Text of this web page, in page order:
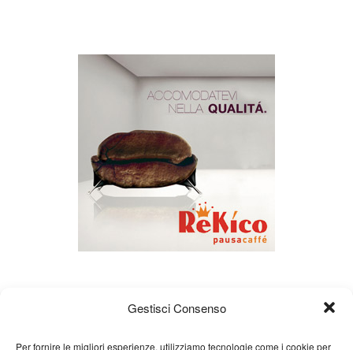
Gestisci Consenso
Per fornire le migliori esperienze, utilizziamo tecnologie come i cookie per